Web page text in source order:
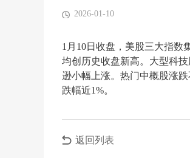
2026-01-10
1月10日收盘，美股三大指数
均创历史收盘新高。大型科
逊小幅上涨。热门中概股涨
跌幅近1%。
返回列表